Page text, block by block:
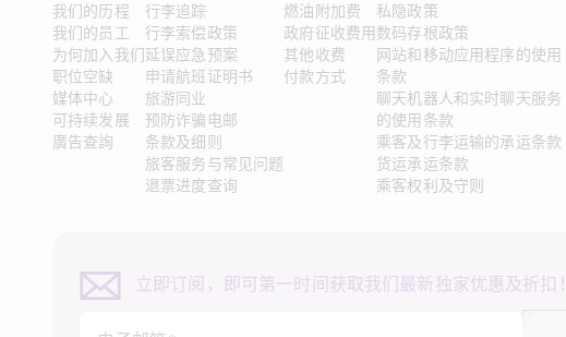
我们的历程
我们的员工
为何加入我们
职位空缺
媒体中心
可持续发展
廣告查詢
行李追踪
行李索偿政策
延误应急预案
申请航班证明书
旅游同业
预防诈骗电邮
条款及细则
旅客服务与常见问题
退票进度查询
燃油附加费
政府征收费用
其他收费
付款方式
私隐政策
数码存根政策
网站和移动应用程序的使用
条款
聊天机器人和实时聊天服务
的使用条款
乘客及行李运输的承运条款
货运承运条款
乘客权利及守则
立即订阅，即可第一时间获取我们最新独家优惠及折扣！